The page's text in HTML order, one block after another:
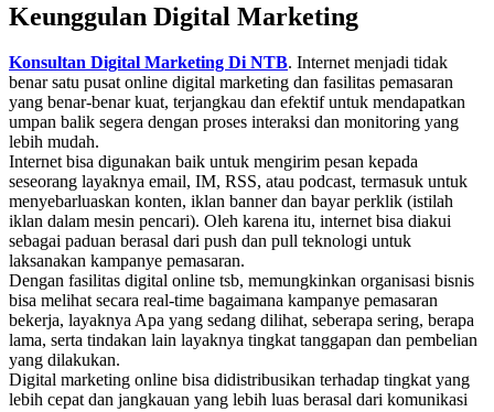
Keunggulan Digital Marketing
Konsultan Digital Marketing Di NTB. Internet menjadi tidak
benar satu pusat online digital marketing dan fasilitas pemasaran
yang benar-benar kuat, terjangkau dan efektif untuk mendapatkan
umpan balik segera dengan proses interaksi dan monitoring yang
lebih mudah.
Internet bisa digunakan baik untuk mengirim pesan kepada
seseorang layaknya email, IM, RSS, atau podcast, termasuk untuk
menyebarluaskan konten, iklan banner dan bayar perklik (istilah
iklan dalam mesin pencari). Oleh karena itu, internet bisa diakui
sebagai paduan berasal dari push dan pull teknologi untuk
laksanakan kampanye pemasaran.
Dengan fasilitas digital online tsb, memungkinkan organisasi bisnis
bisa melihat secara real-time bagaimana kampanye pemasaran
bekerja, layaknya Apa yang sedang dilihat, seberapa sering, berapa
lama, serta tindakan lain layaknya tingkat tanggapan dan pembelian
yang dilakukan.
Digital marketing online bisa didistribusikan terhadap tingkat yang
lebih cepat dan jangkauan yang lebih luas berasal dari komunikasi